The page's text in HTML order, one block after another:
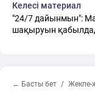
Келесі материал
"24/7 дайынмын":
шақыруын
← Басты бет Жекпе-